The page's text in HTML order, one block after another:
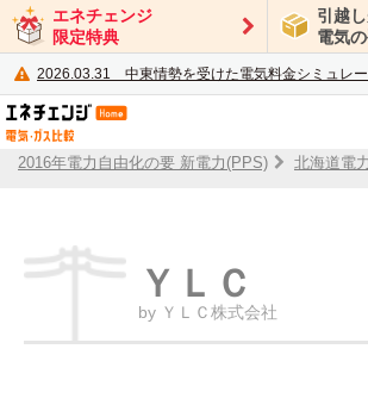
エネチェンジ
限定特典
引越
電気
2026.03.31
電力・ガス比較サイト エ
2016年電力自由化の要 新電力(PPS) 北海道電
ＹＬＣ
by ＹＬＣ株式会社